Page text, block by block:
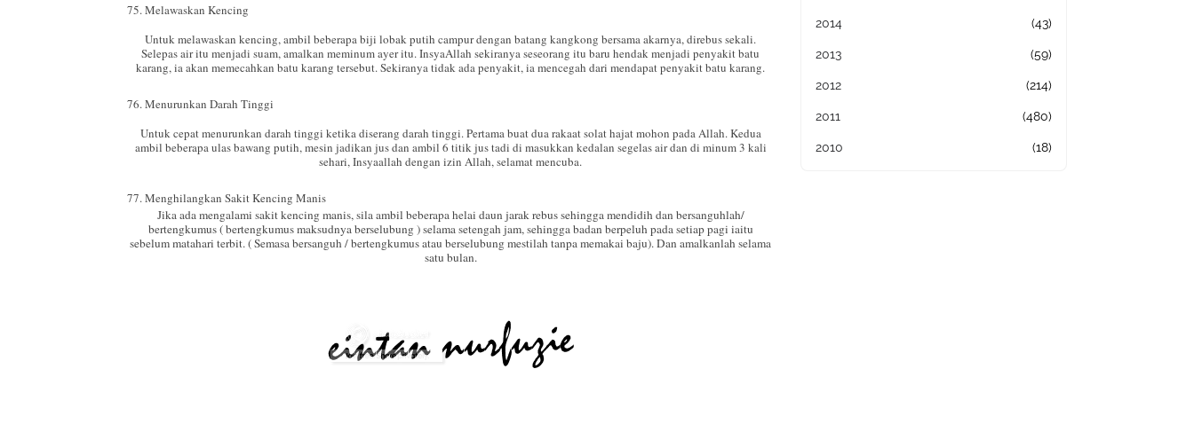
75. Melawaskan Kencing
Untuk melawaskan kencing, ambil beberapa biji lobak putih campur dengan batang kangkong bersama akarnya, direbus sekali.
Selepas air itu menjadi suam, amalkan meminum ayer itu. InsyaAllah sekiranya seseorang itu baru hendak menjadi penyakit batu
karang, ia akan memecahkan batu karang tersebut. Sekiranya tidak ada penyakit, ia mencegah dari mendapat penyakit batu karang.
76. Menurunkan Darah Tinggi
Untuk cepat menurunkan darah tinggi ketika diserang darah tinggi. Pertama buat dua rakaat solat hajat mohon pada Allah. Kedua
ambil beberapa ulas bawang putih, mesin jadikan jus dan ambil 6 titik jus tadi di masukkan kedalan segelas air dan di minum 3 kali
sehari, Insyaallah dengan izin Allah, selamat mencuba.
77. Menghilangkan Sakit Kencing Manis
Jika ada mengalami sakit kencing manis, sila ambil beberapa helai daun jarak rebus sehingga mendidih dan bersanguhlah/
bertengkumus ( bertengkumus maksudnya berselubung ) selama setengah jam, sehingga badan berpeluh pada setiap pagi iaitu
sebelum matahari terbit. ( Semasa bersanguh / bertengkumus atau berselubung mestilah tanpa memakai baju). Dan amalkanlah selama
satu bulan.
2014 (43)
2013 (59)
2012 (214)
2011 (480)
2010 (18)